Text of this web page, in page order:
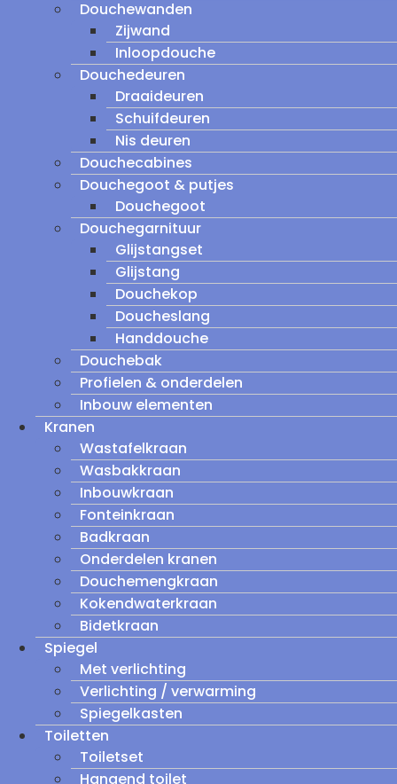
Douchewanden
Zijwand
Inloopdouche
Douchedeuren
Draaideuren
Schuifdeuren
Nis deuren
Douchecabines
Douchegoot & putjes
Douchegoot
Douchegarnituur
Glijstangset
Glijstang
Douchekop
Doucheslang
Handdouche
Douchebak
Profielen & onderdelen
Inbouw elementen
Kranen
Wastafelkraan
Wasbakkraan
Inbouwkraan
Fonteinkraan
Badkraan
Onderdelen kranen
Douchemengkraan
Kokendwaterkraan
Bidetkraan
Spiegel
Met verlichting
Verlichting / verwarming
Spiegelkasten
Toiletten
Toiletset
Hangend toilet